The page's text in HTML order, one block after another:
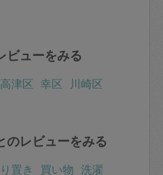
ビューをみる
高津区 幸区
川崎区
のレビューをみる
置き 買い物 洗濯